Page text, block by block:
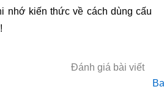
nhớ kiến thức về cách dùng cấu
Đánh giá bài viết